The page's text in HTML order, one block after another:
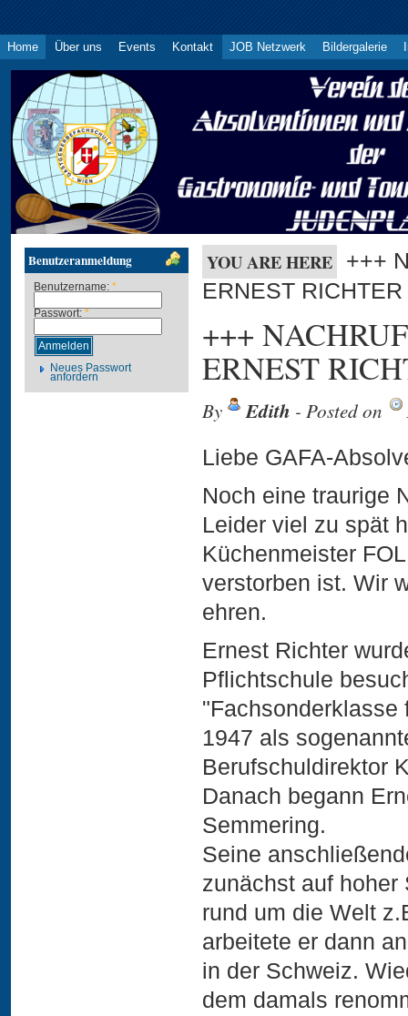
Home Über uns Events Kontakt JOB Netzwerk Bildergalerie
Benutzeranmeldung
Benutzername: *
Passwort: *
Neues Passwort
anfordern
YOU ARE HERE +++
ERNEST
+++
ERNEST
By Edith - Posted on
Liebe GAFA-
Noch eine traurige
Leider viel zu spät
Küchenmeister
verstorben ist. Wir
ehren.
Ernest Richter
Pflichtschule
"Fachsonderklasse
1947 als
Berufschuldirektor
Danach begann
Semmering.
Seine
zunächst auf hoher
rund um die Welt
arbeitete er dann
in der Schweiz.
dem damals